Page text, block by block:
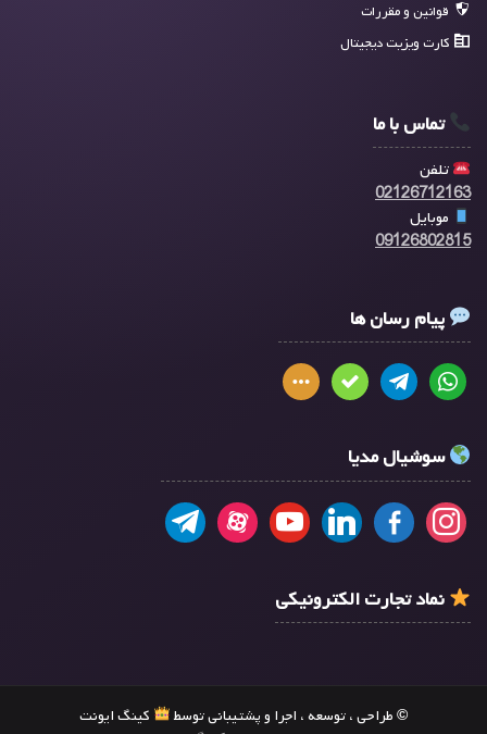
قوانین و مقررات
کارت ویزیت دیجیتال
تماس با ما
تلفن
02126712163
موبایل
09126802815
پیام رسان ها
سوشیال مدیا
نماد تجارت الکترونیکی
© طراحی ، توسعه ، اجرا و پشتیبانی توسط کینگ ایونت